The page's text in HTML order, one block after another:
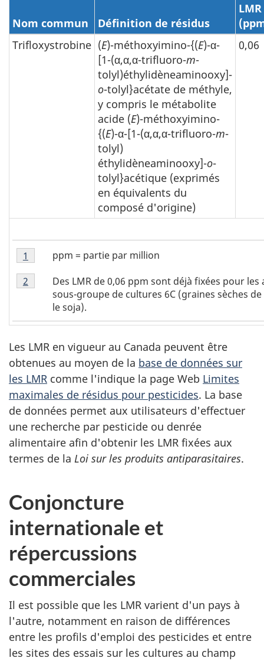
Nom commun Définition de résidus
LMR
Trifloxystrobine (E)-méthoxyimino-{(E)-α-
[1-(α,α,α-trifluoro-m-
tolyl)éthylidèneaminooxy]-
o-tolyl}acétate de méthyle,
y compris le métabolite
acide (E)-méthoxyimino-
{(E)-α-[1-(α,α,α-trifluoro-m-
tolyl)
éthylidèneaminooxy]-o-
tolyl}acétique (exprimés
en équivalents du
composé d'origine)
0,06
Tableau
1
Note
ppm = partie par million
Retour à la référence Tableau 1 Note
1
Tableau
1
2
Des LMR de 0,06 ppm sont déjà fixées pour
sous-groupe de cultures 6C (graines sèches
le soja).
Retour à la référence Tableau 1 Note
2
Les LMR en vigueur au Canada peuvent être
obtenues au moyen de la base de données sur
les LMR comme l'indique la page Web Limites
maximales de résidus pour pesticides. La base
de données permet aux utilisateurs d'effectuer
une recherche par pesticide ou denrée
alimentaire afin d'obtenir les LMR fixées aux
termes de la Loi sur les produits antiparasitaires.
Conjoncture
internationale et
répercussions
commerciales
Il est possible que les LMR varient d'un pays à
l'autre, notamment en raison de différences
entre les profils d'emploi des pesticides et entre
les sites des essais sur les cultures au champ